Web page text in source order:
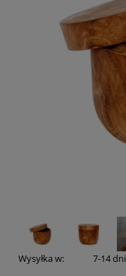
Wysyłka w: 7-14 dni